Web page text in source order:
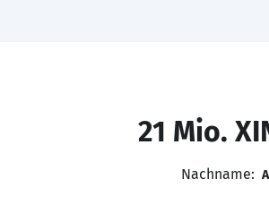
21 Mio.
Nachname: A